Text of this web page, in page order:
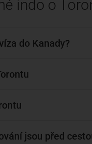
indo o
do Kanady?
jsou před